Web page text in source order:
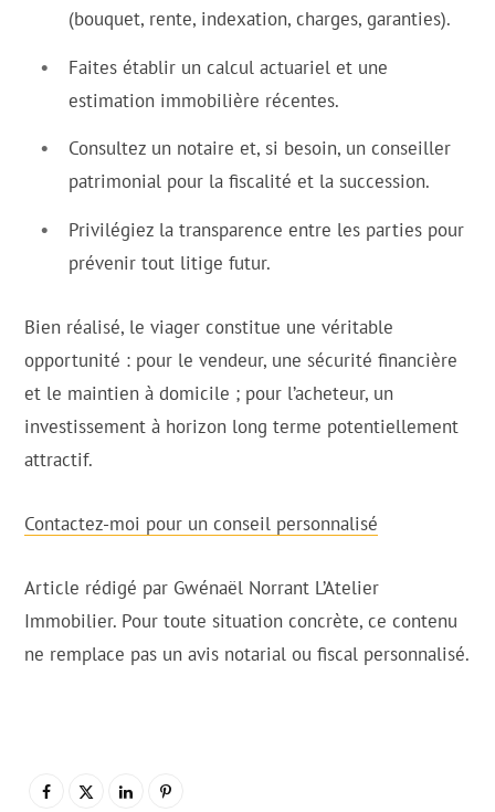
(bouquet, rente, indexation, charges, garanties).
Faites établir un calcul actuariel et une
estimation immobilière récentes.
Consultez un notaire et, si besoin, un conseiller
patrimonial pour la fiscalité et la succession.
Privilégiez la transparence entre les parties pour
prévenir tout litige futur.
Bien réalisé, le viager constitue une véritable
opportunité : pour le vendeur, une sécurité financière
et le maintien à domicile ; pour l’acheteur, un
investissement à horizon long terme potentiellement
attractif.
Contactez-moi pour un conseil personnalisé
Article rédigé par Gwénaël Norrant L’Atelier
Immobilier. Pour toute situation concrète, ce contenu
ne remplace pas un avis notarial ou fiscal personnalisé.